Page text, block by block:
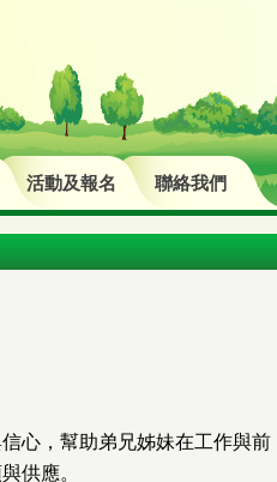
活動及報名 聯絡我們
心，幫助弟兄姊妹在工作與前
供應。